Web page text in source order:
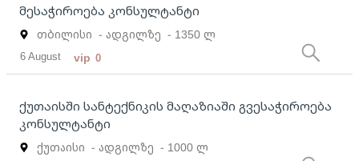
მესაჭიროება კონსულტანტი
თბილისი - ადგილზე - 1350 ლ
6 August vip 0
ქუთაისში სანტექნიკის მაღაზიაში გვესაჭიროება
კონსულტანტი
ქუთაისი - ადგილზე - 1000 ლ